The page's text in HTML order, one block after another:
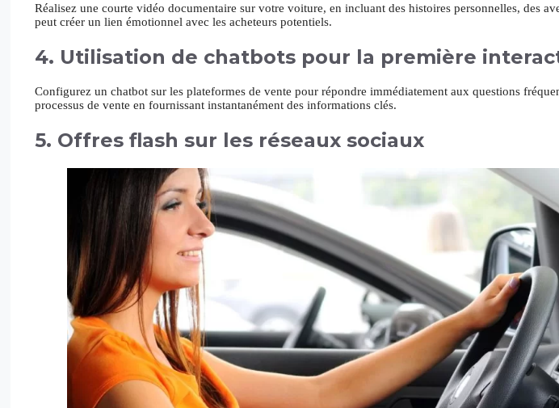
Réalisez une courte vidéo documentaire sur votre voiture, en incluant des histoires personnelles, des
peut créer un lien émotionnel avec les acheteurs potentiels.
4. Utilisation de chatbots pour la première
Configurez un chatbot sur les plateformes de vente pour répondre immédiatement aux questions
processus de vente en fournissant instantanément des informations clés.
5. Offres flash sur les réseaux sociaux